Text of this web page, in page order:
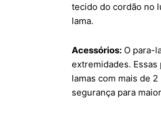
tecido do cordão no
lama.
Acessórios: O para-
extremidades.
lamas com mais de
segurança para